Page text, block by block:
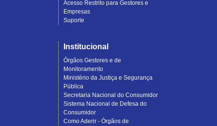
Acesso Restrito para Gestores e
Empresas
Suporte
Institucional
Órgãos Gestores e de
Monitoramento
Ministério da Justiça e Segurança
Pública
Secretaria Nacional do Consumidor
Sistema Nacional de Defesa do
Consumidor
Como Aderir - Órgãos de